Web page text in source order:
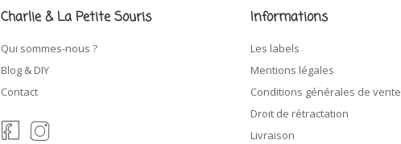
Charlie & La Petite Souris
Qui sommes-nous ?
Blog & DIY
Contact
Informations
Les labels
Mentions légales
Conditions générales de vente
Droit de rétractation
Livraison